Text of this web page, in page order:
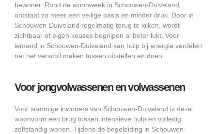
bewoner. Rond de woonweek in Schouwen-Duiveland
ontstaat zo meer een veilige basis en minder druk. Door in
Schouwen-Duiveland regelmatig terug te kijken, wordt
zichtbaar of eigen keuzes begrijpen al beter lukt. Voor
iemand in Schouwen-Duiveland kan hulp bij energie verdelen
net het verschil maken tussen uitstellen en doen.
Voor jongvolwassenen en volwassenen
Voor sommige inwoners van Schouwen-Duiveland is deze
woonvorm een brug tussen intensieve hulp en volledig
zelfstandig wonen. Tijdens de begeleiding in Schouwen-